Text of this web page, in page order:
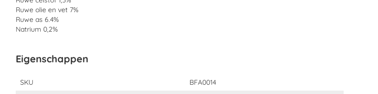
Ruwe olie en vet 7%
Ruwe as 6.4%
Natrium 0,2%
Eigenschappen
Eigenschappen
SKU
BFA0014